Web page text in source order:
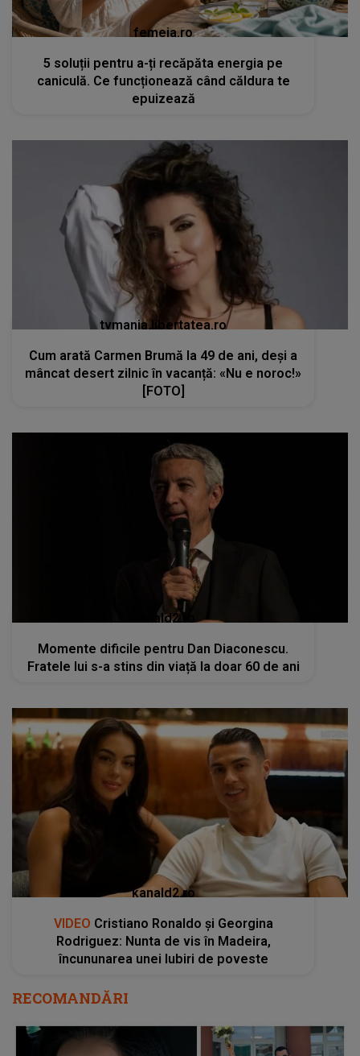
femeia.ro
5 soluții pentru a-ți recăpăta energia pe
caniculă. Ce funcționează când căldura te
epuizează
tvmania.libertatea.ro
Cum arată Carmen Brumă la 49 de ani, deși a
mâncat desert zilnic în vacanță: «Nu e noroc!»
[FOTO]
kanald2.ro
Momente dificile pentru Dan Diaconescu.
Fratele lui s-a stins din viață la doar 60 de ani
kanald2.ro
VIDEO Cristiano Ronaldo și Georgina
Rodriguez: Nunta de vis în Madeira,
încununarea unei Iubiri de poveste
RECOMANDĂRI